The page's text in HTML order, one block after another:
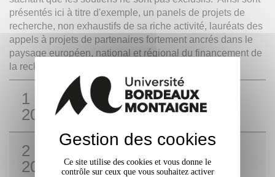
présentés ici à titre d'exemple, un panels de projets de
recherche, non exhaustifs de sa riche activité, lauréats des
appels à projets de partenaires fortement ancrés dans le
paysage européen, national et régional du financement de
la recherche.
1 - Les Lauréats de l'année
2021-2022
2 - Les Lauréats de l'année
2022-2023
Gestion des cookies
Ce site utilise des cookies et vous donne le
contrôle sur ceux que vous souhaitez activer